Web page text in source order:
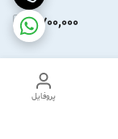
2,700,000
پروفایل